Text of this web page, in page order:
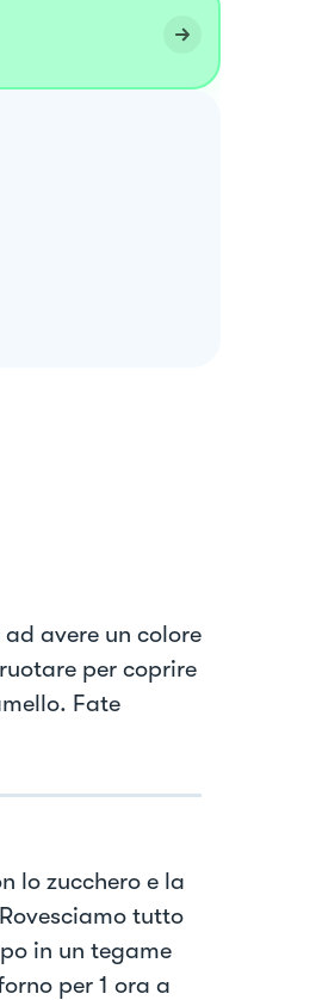
avere un colore
per coprire
Fate
lo zucchero e la
tutto
in un tegame
per 1 ora a